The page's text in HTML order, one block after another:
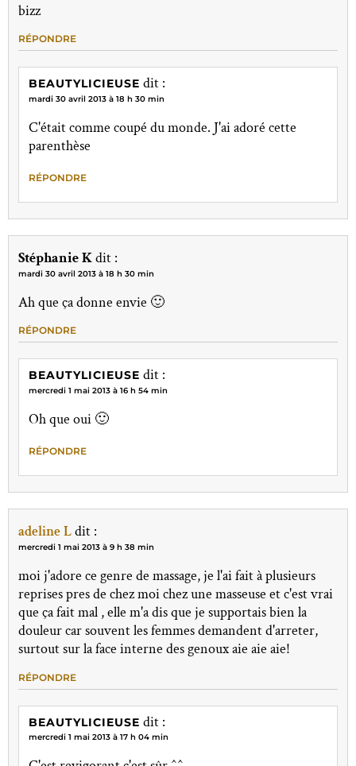
bizz
RÉPONDRE
BEAUTYLICIEUSE dit :
mardi 30 avril 2013 à 18 h 30 min
C'était comme coupé du monde. J'ai adoré cette
parenthèse
RÉPONDRE
Stéphanie Kdit :
mardi 30 avril 2013 à 18 h 30 min
Ah que ça donne envie 🙂
RÉPONDRE
BEAUTYLICIEUSE dit :
mercredi 1 mai 2013 à 16 h 54 min
Oh que oui 🙂
RÉPONDRE
adeline Ldit :
mercredi 1 mai 2013 à 9 h 38 min
moi j'adore ce genre de massage, je l'ai fait à plusieurs
reprises pres de chez moi chez une masseuse et c'est vrai
que ça fait mal , elle m'a dis que je supportais bien la
douleur car souvent les femmes demandent d'arreter,
surtout sur la face interne des genoux aie aie aie!
RÉPONDRE
BEAUTYLICIEUSE dit :
mercredi 1 mai 2013 à 17 h 04 min